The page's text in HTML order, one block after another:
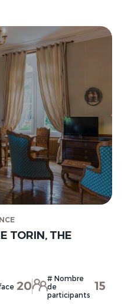
TORIN, THE
20
# Nombre
de
participants
15